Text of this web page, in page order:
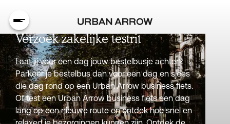
Verzoek zakelijke testrit
Laat jij voor een dag jouw bestelbusje achter?
Parkeer je bestelbus dan voor een dag en sjees
die dag rond op een Urban Arrow business fiets.
Of test een Urban Arrow business fiets een dag
lang op een nieuwe route en ontdek hoe snel en